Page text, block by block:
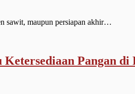
sawit, maupun persiapan akhir…
Pangan di